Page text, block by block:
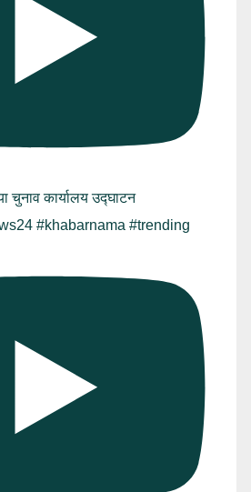
चुनाव कार्यालय उद्घाटन
#khabarnama #trending